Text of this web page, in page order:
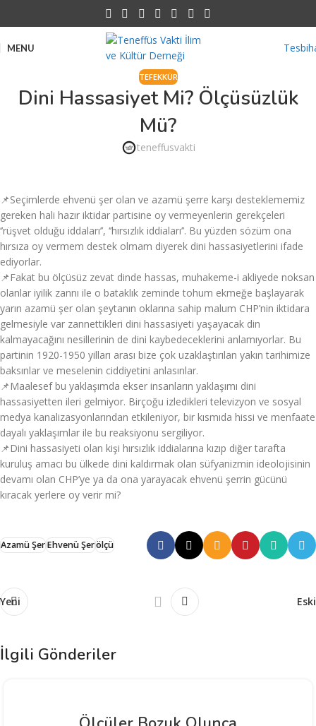
MENU
TEFEKKÜR
Dini Hassasiyet Mi? Ölçüsüzlük
Mü?
teneffusvakti
📌Seçimlerde ehvenü şer olan ve azamü şerre karşı desteklememiz
gereken hali hazır iktidar partisine oy vermeyenlerin gerekçeleri
‘’rüşvet olduğu iddaları’’, ‘’hırsızlık iddiaları’’. Bu yüzden sözüm ona
hırsıza oy vermem destek olmam diyerek dini hassasiyetlerini ifade
ediyorlar.
📌Fakat bu ölçüsüz zevat dinde hassas, muhakeme-i akliyede noksan
olanlar iyilik zannı ile o bataklık zeminde tohum ekmeğe başlayarak
yarın azamü şer olan şeytanın oklarına sahip malum CHP’nin iktidara
gelmesiyle var zannettikleri dini hassasiyeti yaşayacak din
kalmayacağını nesillerinin de dini kaybedeceklerini anlamıyorlar. Bu
partinin 1920-1950 yilları arası bize çok uzaklaştırılan yakın tarihimize
baksınlar ve meselenin ciddiyetini anlasınlar.
📌Maalesef bu yaklaşımda ekser insanların yaklaşımı dini
hassasiyetten ileri gelmiyor. Birçoğu izledikleri televizyon ve sosyal
medya kanalizasyonlarından etkileniyor, bir kısmıda hissi ve menfaate
dayalı yaklaşımlar ile bu reaksiyonu sergiliyor.
📌Dini hassasiyeti olan kişi hırsızlık iddialarına kızıp diğer tarafta
kuruluş amacı bu ülkede dini kaldırmak olan süfyanizmin ideolojisinin
devamı olan CHP’ye ya da ona yarayacak ehvenü şerrin gücünü
kıracak yerlere oy verir mi?
Azamü ŞerEhvenü Şerölçü
Yeni Eski
İlgili Gönderiler